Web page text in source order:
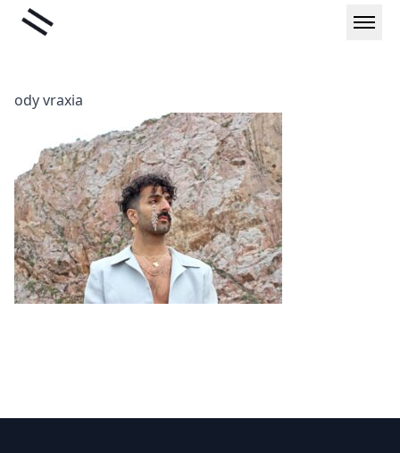
Μετάβαση
Liminal
ody vraxia